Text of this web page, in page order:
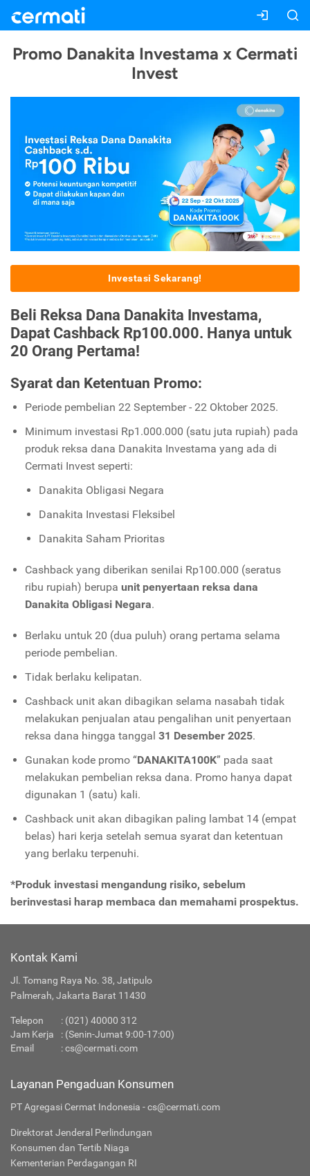
Promo Danakita Investama x Cermati
Invest
Investasi Sekarang!
Beli Reksa Dana Danakita Investama,
Dapat Cashback Rp100.000. Hanya untuk
20 Orang Pertama!
Syarat dan Ketentuan Promo:
Periode pembelian 22 September - 22 Oktober 2025.
Minimum investasi Rp1.000.000 (satu juta rupiah) pada
produk reksa dana Danakita Investama yang ada di
Cermati Invest seperti:
Danakita Obligasi Negara
Danakita Investasi Fleksibel
Danakita Saham Prioritas
Cashback yang diberikan senilai Rp100.000 (seratus
ribu rupiah) berupa unit penyertaan reksa dana
Danakita Obligasi Negara.
Berlaku untuk 20 (dua puluh) orang pertama selama
periode pembelian.
Tidak berlaku kelipatan.
Cashback unit akan dibagikan selama nasabah tidak
melakukan penjualan atau pengalihan unit penyertaan
reksa dana hingga tanggal 31 Desember 2025.
Gunakan kode promo “DANAKITA100K” pada saat
melakukan pembelian reksa dana. Promo hanya dapat
digunakan 1 (satu) kali.
Cashback unit akan dibagikan paling lambat 14 (empat
belas) hari kerja setelah semua syarat dan ketentuan
yang berlaku terpenuhi.
*Produk investasi mengandung risiko, sebelum
berinvestasi harap membaca dan memahami prospektus.
Kontak Kami
Jl. Tomang Raya No. 38, Jatipulo
Palmerah, Jakarta Barat 11430
Telepon : (021) 40000 312
Jam Kerja
: (Senin-Jumat 9:00-17:00)
Email
:cs@cermati.com
Layanan Pengaduan Konsumen
PT Agregasi Cermat Indonesia - cs@cermati.com
Direktorat Jenderal Perlindungan
Konsumen dan Tertib Niaga
Kementerian Perdagangan RI